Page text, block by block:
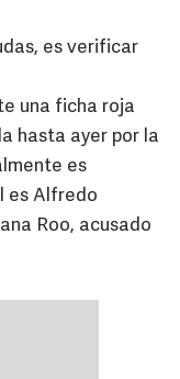
es verificar
una ficha roja
hasta ayer por la
es
es Alfredo
Roo, acusado